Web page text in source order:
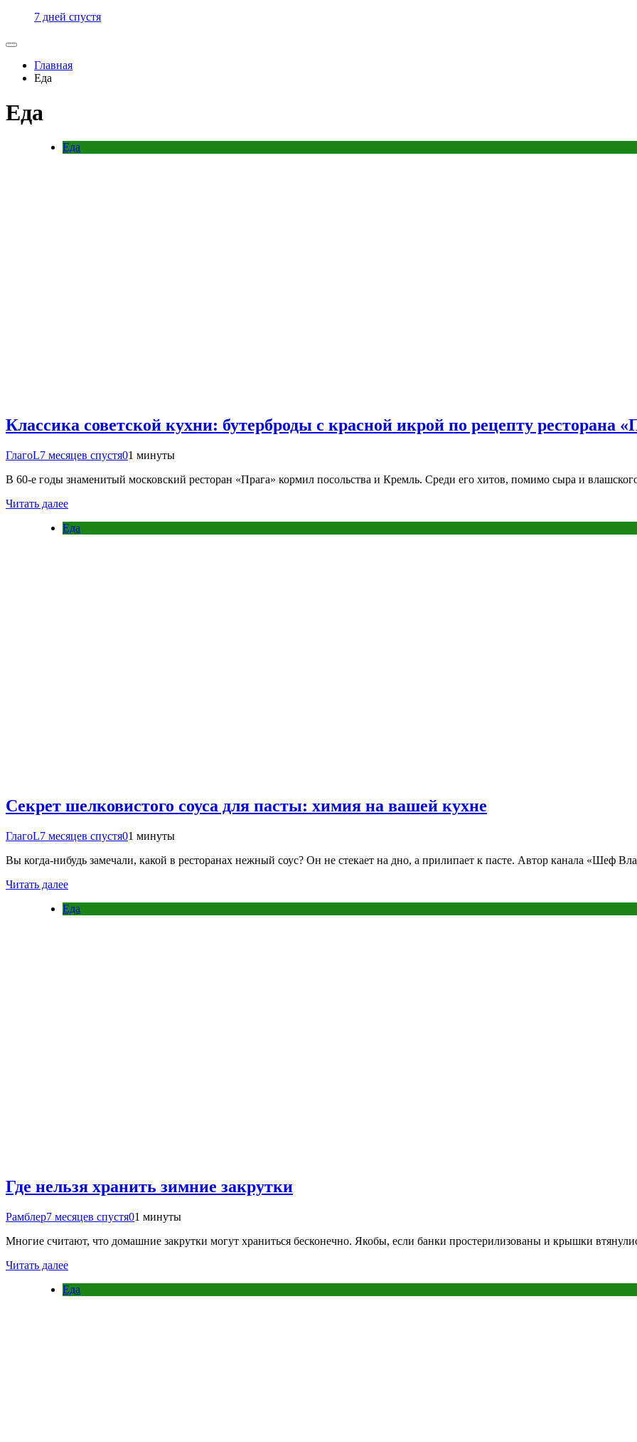
7 дней спустя
Главная
Еда
Еда
Еда
Классика советской кухни: бутерброды с красной икрой по рецепту ресторана
ГлагоL7 месяцев спустя01 минуты
В 60-е годы знаменитый московский ресторан «Прага» кормил посольства и Кремль. Среди его хитов, помимо сыра и
Читать далее
Еда
Секрет шелковистого соуса для пасты: химия на вашей кухне
ГлагоL7 месяцев спустя01 минуты
Вы когда-нибудь замечали, какой в ресторанах нежный соус? Он не стекает на дно, а прилипает к пасте. Автор канала «Шеф
Читать далее
Еда
Где нельзя хранить зимние закрутки
Рамблер7 месяцев спустя01 минуты
Многие считают, что домашние закрутки могут храниться бесконечно. Якобы, если банки простерилизованы и крышки
Читать далее
Еда